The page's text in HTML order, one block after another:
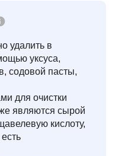
удалить в
уксуса,
содовой пасты,
для очистки
являются сырой
кислоту,